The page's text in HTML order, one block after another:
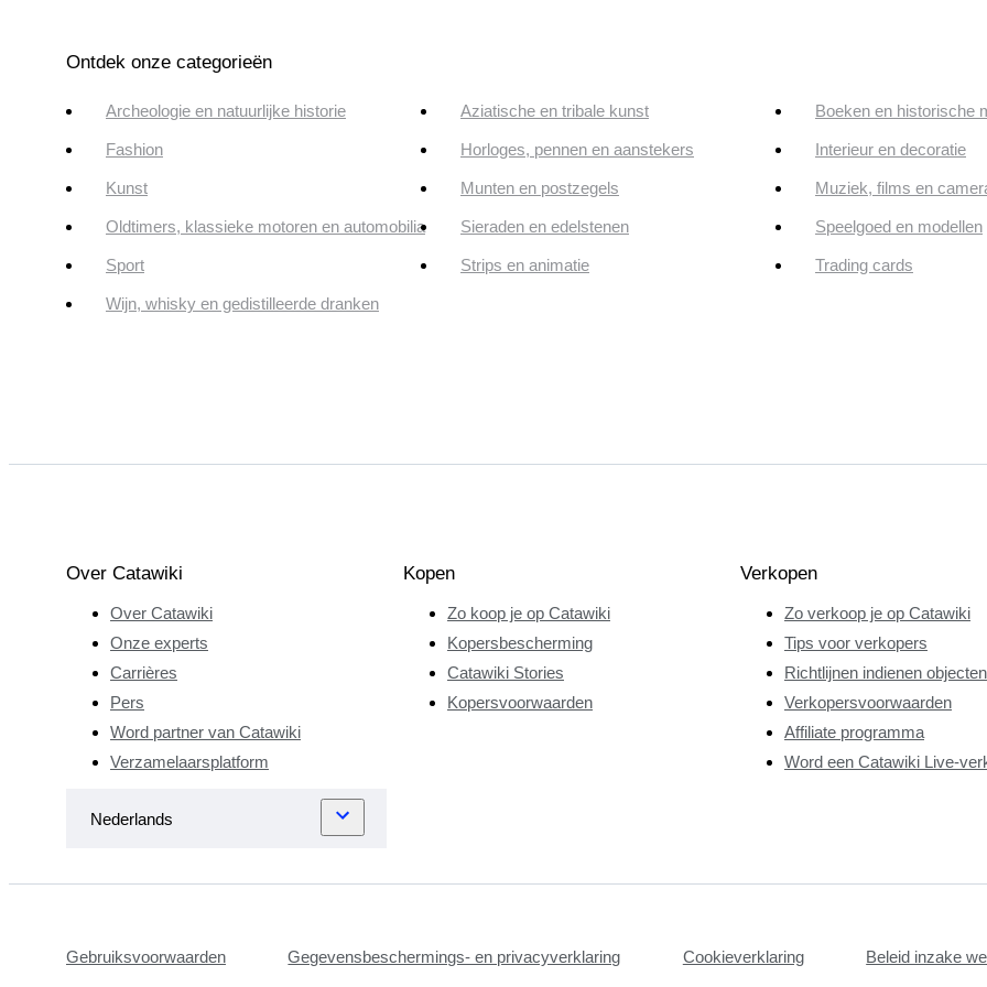
Ontdek onze categorieën
Archeologie en natuurlijke historie Aziatische en tribale kunst Boeken en historische
Fashion Horloges, pennen en aanstekers Interieur en decoratie
Kunst Munten en postzegels Muziek, films en
Oldtimers, klassieke motoren en automobilia Sieraden en edelstenen Speelgoed en modellen
Sport Strips en animatie Trading cards
Wijn, whisky en gedistilleerde dranken
Over Catawiki
Over Catawiki
Onze experts
Carrières
Pers
Word partner van Catawiki
Verzamelaarsplatform
Kopen
Zo koop je op Catawiki
Kopersbescherming
Catawiki Stories
Kopersvoorwaarden
Verkopen
Zo verkoop je op Catawiki
Tips voor verkopers
Richtlijnen indienen objecten
Verkopersvoorwaarden
Affiliate programma
Word een Catawiki Live-
Gebruiksvoorwaarden Gegevensbeschermings- en privacyverklaring Cookieverklaring Beleid inzake